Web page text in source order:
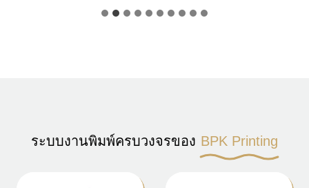
ระบบงานพิมพ์ครบวงจรของ BPK Printing